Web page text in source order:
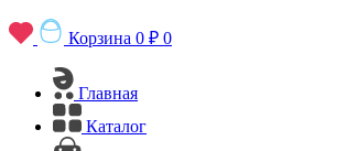
Корзина 0 ₽ 0
Главная
Каталог